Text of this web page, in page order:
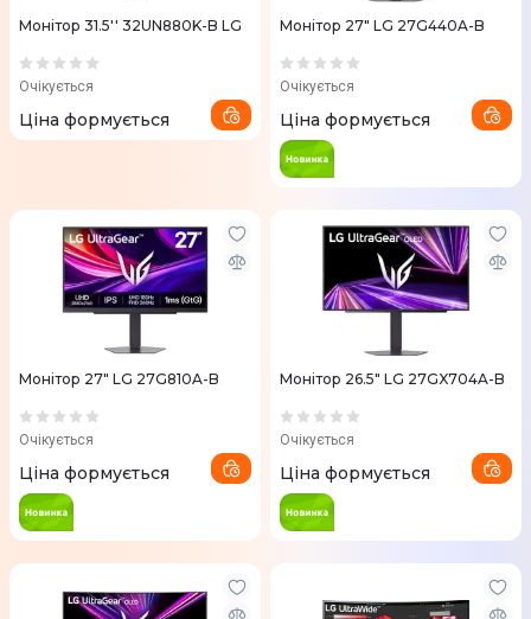
Монітор 31.5'' 32UN880K-B LG
Очікується
Ціна формується
Монітор 27" LG 27G440A-B
Очікується
Ціна формується
Монітор 27" LG 27G810A-B
Очікується
Ціна формується
Монітор 26.5" LG 27GX704A-B
Очікується
Ціна формується